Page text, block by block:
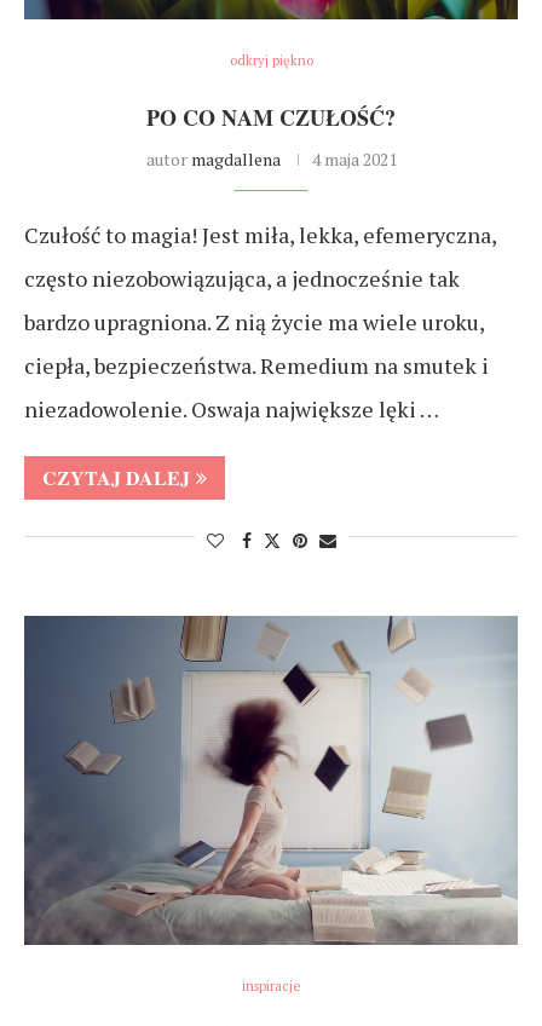
odkryj piękno
PO CO NAM CZUŁOŚĆ?
autor magdallena 4 maja 2021
Czułość to magia! Jest miła, lekka, efemeryczna,
często niezobowiązująca, a jednocześnie tak
bardzo upragniona. Z nią życie ma wiele uroku,
ciepła, bezpieczeństwa. Remedium na smutek i
niezadowolenie. Oswaja największe lęki …
CZYTAJ DALEJ
inspiracje